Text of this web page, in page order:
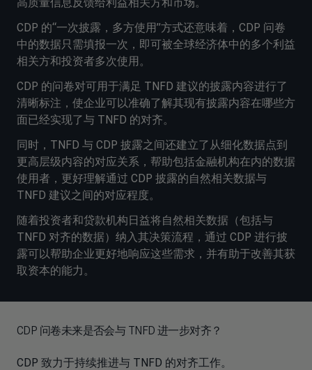
CDP 的“一次披露，多方使用”方式还意味着，CDP 问卷
中的数据只需填报一次，即可被全球经济体中的多个利益
相关方和投资者多次使用。
CDP 的问卷对可用于满足 TNFD 建议的披露内容进行了
清晰标注，使企业可以准确了解其现有披露内容在哪些方
面已经实现了与 TNFD 的对齐。
同时，TNFD 与 CDP 披露之间还建立了从细化数据点到
更高层级内容的对应关系，帮助包括金融机构在内的数据
使用者，更好理解通过 CDP 披露的自然相关数据与
TNFD 建议之间的对应程度。
随着投资者和贷款机构日益将自然相关数据（包括与
TNFD 对齐的数据）纳入其决策流程，通过 CDP 进行披
露可以帮助企业更好地响应这些需求，并有助于改善其获
取资本的能力。
CDP 问卷未来是否会与 TNFD 进一步对齐？
CDP 致力于持续推进与 TNFD 的对齐工作。